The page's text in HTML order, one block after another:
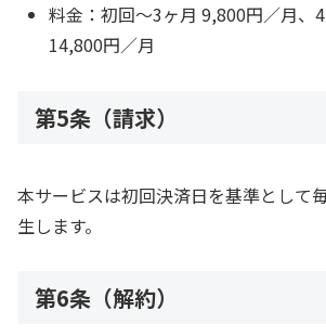
料金：初回〜3ヶ月 9,800円／月、
14,800円／月
第5条（請求）
本サービスは初回決済日を基準として
生します。
第6条（解約）